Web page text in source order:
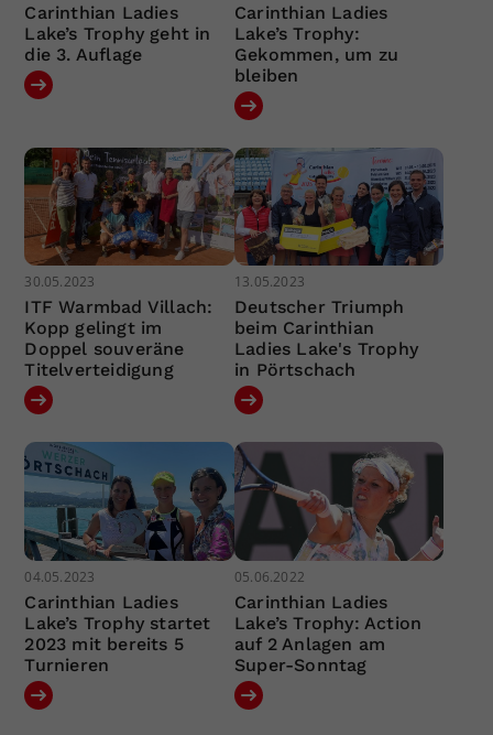
Carinthian Ladies
Lake’s Trophy geht in
die 3. Auflage
Carinthian Ladies
Lake’s Trophy:
Gekommen, um zu
bleiben
30.05.2023
ITF Warmbad Villach:
Kopp gelingt im
Doppel souveräne
Titelverteidigung
13.05.2023
Deutscher Triumph
beim Carinthian
Ladies Lake's Trophy
in Pörtschach
04.05.2023
Carinthian Ladies
Lake’s Trophy startet
2023 mit bereits 5
Turnieren
05.06.2022
Carinthian Ladies
Lake’s Trophy: Action
auf 2 Anlagen am
Super-Sonntag